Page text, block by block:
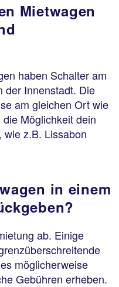
Mietwagen
haben Schalter am
der Innenstadt. Die
am gleichen Ort wie
Möglichkeit dein
z.B. Lissabon
in einem
ab. Einige
möglicherweise
Gebühren erheben.